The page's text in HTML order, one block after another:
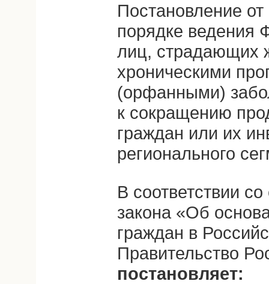
Постановление
порядке ведения
лиц, страдающих
хроническими
(орфанными)
к сокращению
граждан или их
регионального
В соответствии
закона «Об
граждан в
Правительство
постановляет: